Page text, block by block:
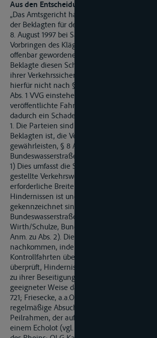
Aus den Entscheidungsgründen:
„Das Amtsgericht hat zu Unrecht eine
der Beklagten für den Schaden aus der
8. August 1997 bei Saale-km 17,58
Vorbringen des Klägers noch aus den sonst
offenbar gewordenen Umständen ist
Beklagte diesen Schaden durch eine
ihrer Verkehrssicherungspflicht herbeigeführt
hierfür nicht nach §§ 823, 831, 31, 89, 276,
Abs. 1 VVG einstehen muss. Dies gilt selbst
veröffentlichte Fahrrinnentiefe
dadurch ein Schaden am Schiff eingetreten
1. Die Parteien sind darüber einig, dass es
Beklagten ist, die Verkehrssicherheit auf der
gewährleisten, § 8 Abs. 1 und 2 des
Bundeswasserstraßengesetzes (WaStrG)
1) Dies umfasst die Sorge dafür, dass der zur
gestellte Verkehrsweg die für die
erforderliche Breite und Tiefe besitzt, dass er
Hindernissen ist und Gefahren
gekennzeichnet sind (vgl. allgemein
Bundeswasserstraßengesetz, 4. Aufl. 1999, § 8
Wirth/Schulze, Bundeswasserstraßengesetz,
Anm. zu Abs. 2). Diesen Pflichten kann die
nachkommen, indem sie die Saale
Kontrollfahrten überwacht, dabei den
überprüft, Hindernisse beseitigt,
zu ihrer Beseitigung kennzeichnet und die
geeigneter Weise darüber informiert (vgl.
721; Friesecke, a.a.O., Rn. 17 und 23). Dabei
regelmäßige Absuchen der Fahrrinnentiefe
Peilrahmen, der auf die Solltiefe eingestellt
einem Echolot (vgl. BGH., VkBl. 1963, 429,